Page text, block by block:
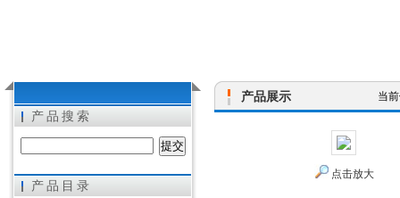
希而科工业控制设备（上海）有限公司
产品搜索
产品目录
产品展示 当
点击放大